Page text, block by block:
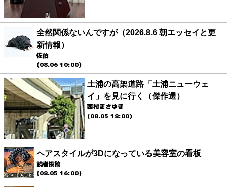
全然関係ないんですが（2026.8.6 朝エッセイと更
新情報）
佐伯
(08.06 10:00)
土浦の高架道路「土浦ニューウェ
イ」を見に行く（傑作選）
西村まさゆき
(08.05 18:00)
ヘアスタイルが3Dになっている美容室の看板
読者投稿
(08.05 16:00)